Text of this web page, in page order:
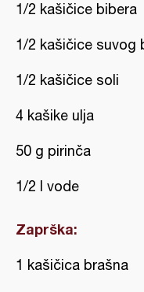
1/2 kašičice bibera
1/2 kašičice suvog
1/2 kašičice soli
4 kašike ulja
50 g pirinča
1/2 l vode
Zaprška:
1 kašičica brašna